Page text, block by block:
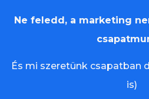
Ne feledd, a marketing
És mi szeretünk csapatban
is)